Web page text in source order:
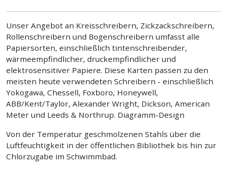
Unser Angebot an Kreisschreibern, Zickzackschreibern,
Rollenschreibern und Bogenschreibern umfasst alle
Papiersorten, einschließlich tintenschreibender,
wärmeempfindlicher, druckempfindlicher und
elektrosensitiver Papiere. Diese Karten passen zu den
meisten heute verwendeten Schreibern - einschließlich
Yokogawa, Chessell, Foxboro, Honeywell,
ABB/Kent/Taylor, Alexander Wright, Dickson, American
Meter und Leeds & Northrup. Diagramm-Design
Von der Temperatur geschmolzenen Stahls über die
Luftfeuchtigkeit in der öffentlichen Bibliothek bis hin zur
Chlorzugabe im Schwimmbad.